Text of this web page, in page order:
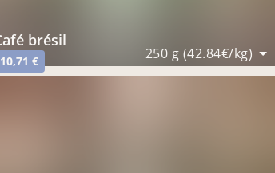
café brésil
10,71 € 250 g (42.84€/kg)